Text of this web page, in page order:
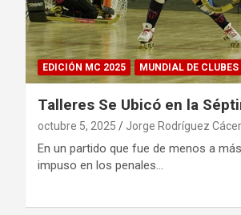
EDICIÓN MC 2025 MUNDIAL DE CLUBES
Talleres Se Ubicó en la
octubre 5, 2025 Jorge Rodríguez
En un partido que fue de menos a
impuso en los penales…